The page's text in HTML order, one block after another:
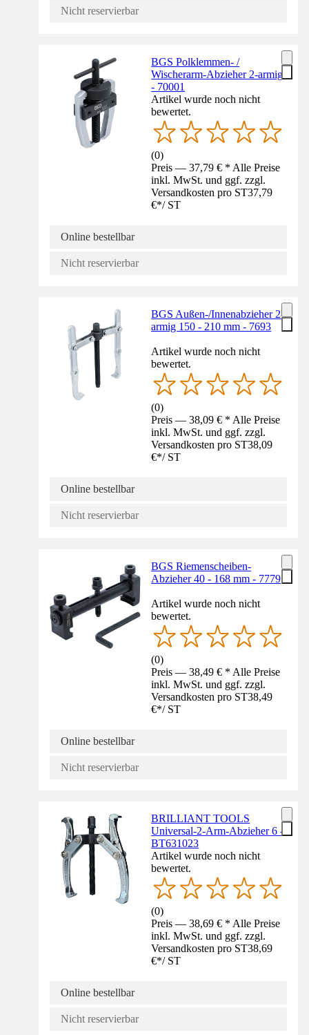
Nicht reservierbar
BGS Polklemmen- /
Wischerarm-Abzieher 2-armig
- 70001
Artikel wurde noch nicht
bewertet.
(0)
Preis — 37,79 € * Alle Preise
inkl. MwSt. und ggf. zzgl.
Versandkosten pro ST37,79
€*/ ST
Online bestellbar
Nicht reservierbar
BGS Außen-/Innenabzieher 2-
armig 150 - 210 mm - 7693
Artikel wurde noch nicht
bewertet.
(0)
Preis — 38,09 € * Alle Preise
inkl. MwSt. und ggf. zzgl.
Versandkosten pro ST38,09
€*/ ST
Online bestellbar
Nicht reservierbar
BGS Riemenscheiben-
Abzieher 40 - 168 mm - 7779
Artikel wurde noch nicht
bewertet.
(0)
Preis — 38,49 € * Alle Preise
inkl. MwSt. und ggf. zzgl.
Versandkosten pro ST38,49
€*/ ST
Online bestellbar
Nicht reservierbar
BRILLIANT TOOLS
Universal-2-Arm-Abzieher 6 -
BT631023
Artikel wurde noch nicht
bewertet.
(0)
Preis — 38,69 € * Alle Preise
inkl. MwSt. und ggf. zzgl.
Versandkosten pro ST38,69
€*/ ST
Online bestellbar
Nicht reservierbar